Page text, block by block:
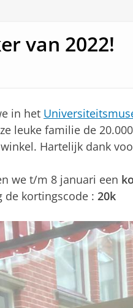
van 2022!
in het
leuke familie de
Hartelijk dank
we t/m 8 januari een
de kortingscode : 20k